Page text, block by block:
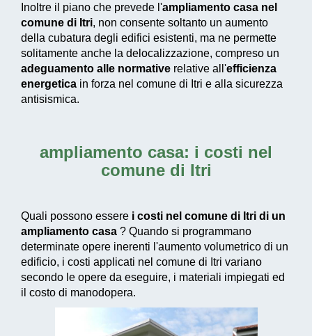
Inoltre il piano che prevede l'ampliamento casa nel
comune di Itri, non consente soltanto un aumento
della cubatura degli edifici esistenti, ma ne permette
solitamente anche la delocalizzazione, compreso un
adeguamento alle normative relative all'efficienza
energetica in forza nel comune di Itri e alla sicurezza
antisismica.
ampliamento casa: i costi nel
comune di Itri
Quali possono essere i costi nel comune di Itri di un
ampliamento casa ? Quando si programmano
determinate opere inerenti l'aumento volumetrico di un
edificio, i costi applicati nel comune di Itri variano
secondo le opere da eseguire, i materiali impiegati ed
il costo di manodopera.